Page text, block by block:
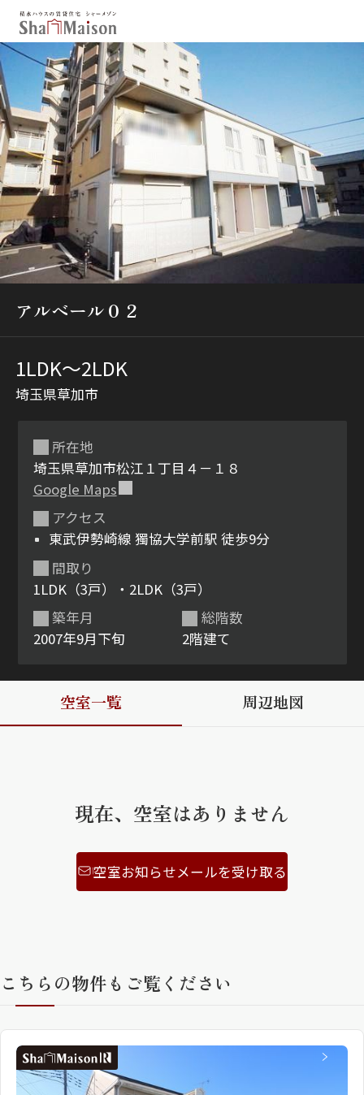
保存した条件
お気に入り
新着メール設定
最近見た物件
北海道 東北
関東
中部
関西
中国・四国
九州
市区郡・路線・駅から探す
通勤・通学時間から探す
地図から探す
シャーメゾンとは
シャーメゾンセレクショ
ン
シャーメゾンショップを探す
シャーメゾンライフサポート
自立型サービス付き・シニア向け
らくらくパートナー
シャーメゾンライフ GUARD
アルベール０２
1LDK〜2LDK
埼玉県草加市
所在地
埼玉県草加市松江１丁目４－１８
Google Maps
アクセス
東武伊勢崎線 獨協大学前駅 徒歩9分
築年月
2007年9月下旬
間取り
1LDK（3戸）・2LDK（3戸）
総階数
2階建て
空室一覧 周辺地図
現在、空室はありません
空室お知らせメールを受け取る
こちらの物件もご覧ください